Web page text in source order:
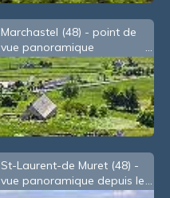
Marchastel (48) - point de
vue panoramique
St-Laurent-de Muret (48) -
vue panoramique depuis le